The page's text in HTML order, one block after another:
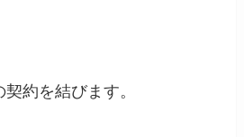
約を結びます。